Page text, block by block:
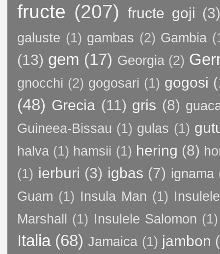
fructe (207) fructe goji (3)
galuste (1) gambas (2) Gambia
(13) gem (17) Georgia (2)
gnocchi (2) gogosari (1) gogosi
(48) Grecia (11) gris (8)
Guineea-Bissau (1) gulas (1)
halva (1) hamsii (1) hering (8)
(1) ierburi (3) igbas (7) ignama
Guam (1) Insula Man (1)
Marshall
(1) Insulele Salomon (1)
Italia (68) Jamaica (1) jambon